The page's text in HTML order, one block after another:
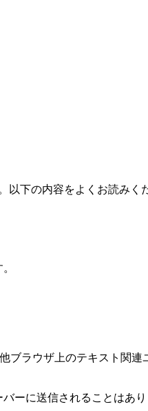
以下の内容をよくお読み
ブラウザ上のテキスト関
ーに送信されることはあり